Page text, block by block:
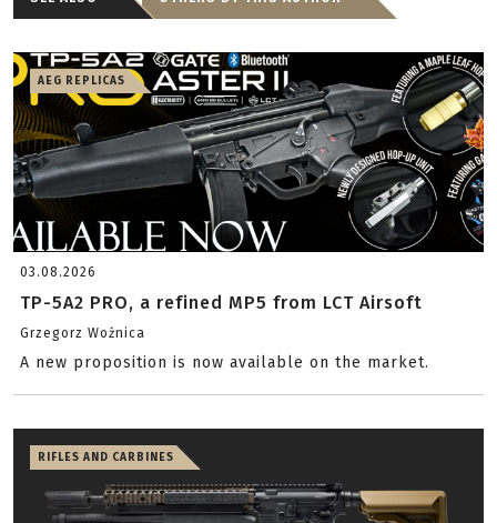
AEG REPLICAS
03.08.2026
TP-5A2 PRO, a refined MP5 from LCT Airsoft
Grzegorz Woźnica
A new proposition is now available on the market.
RIFLES AND CARBINES